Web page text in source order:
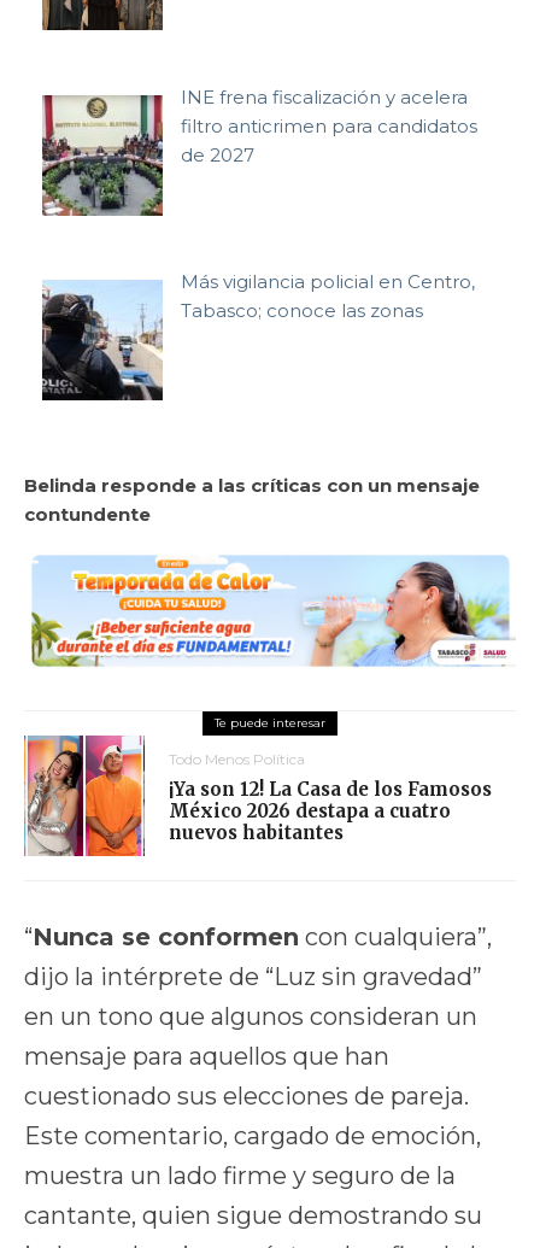
INE frena fiscalización y acelera
filtro anticrimen para candidatos
de 2027
Más vigilancia policial en Centro,
Tabasco; conoce las zonas
Belinda responde a las críticas con un mensaje
contundente
Todo Menos Política
¡Ya son 12! La Casa de los Famosos
México 2026 destapa a cuatro
nuevos habitantes
“Nunca se conformen con cualquiera”,
dijo la intérprete de “Luz sin gravedad”
en un tono que algunos consideran un
mensaje para aquellos que han
cuestionado sus elecciones de pareja.
Este comentario, cargado de emoción,
muestra un lado firme y seguro de la
cantante, quien sigue demostrando su